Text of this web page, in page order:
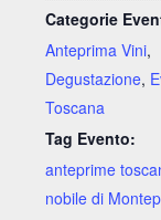
Categorie
Anteprima Vini,
Degustazione,
Toscana
Tag Evento:
anteprime
nobile di